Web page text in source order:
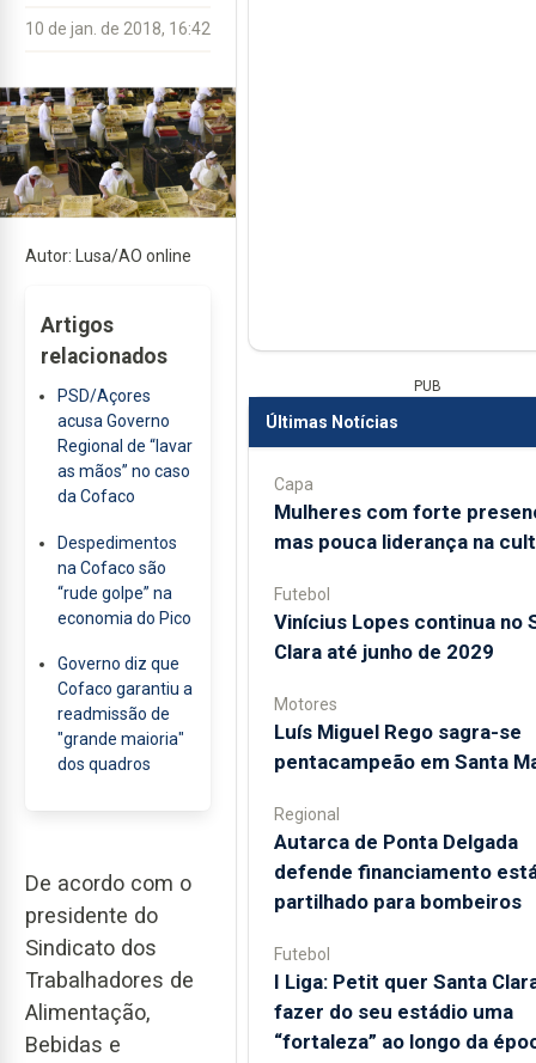
10 de jan. de 2018, 16:42
Autor: Lusa/AO online
Artigos
relacionados
PSD/Açores
acusa Governo
Regional de “lavar
as mãos” no caso
da Cofaco
Despedimentos
na Cofaco são
“rude golpe” na
economia do Pico
Governo diz que
Cofaco garantiu a
readmissão de
"grande maioria"
dos quadros
De acordo com o
presidente do
Sindicato dos
Trabalhadores de
Alimentação,
Bebidas e
PUB
Últimas Notícias
Capa
Mulheres com forte
mas pouca liderança na
Futebol
Vinícius Lopes continua no
Clara até junho de 2029
Motores
Luís Miguel Rego sagra-se
pentacampeão em Santa
Regional
Autarca de Ponta Delgada
defende financiamento
partilhado para bombeiros
Futebol
I Liga: Petit quer Santa
fazer do seu estádio uma
“fortaleza” ao longo da